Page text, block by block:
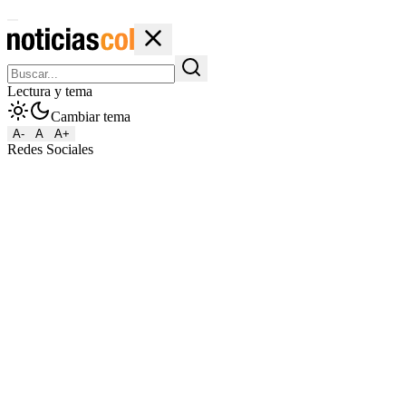
Lectura y tema
Cambiar tema
A- A A+
Redes Sociales